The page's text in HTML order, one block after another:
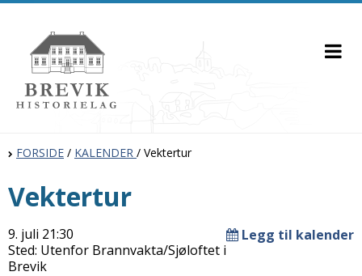
FORSIDE / KALENDER / Vektertur
Vektertur
9. juli 21:30
Legg til kalender
Sted: Utenfor Brannvakta/Sjøloftet i
Brevik